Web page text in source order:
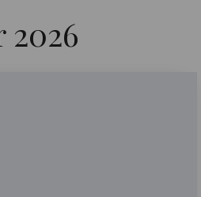
2026